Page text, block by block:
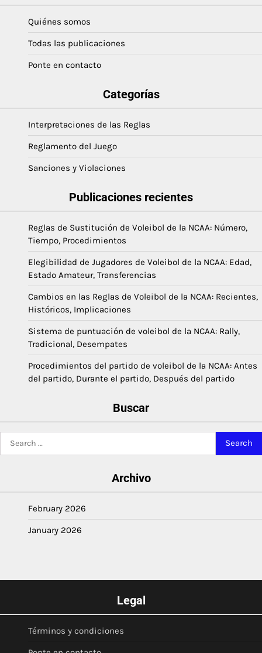
Quiénes somos
Todas las publicaciones
Ponte en contacto
Categorías
Interpretaciones de las Reglas
Reglamento del Juego
Sanciones y Violaciones
Publicaciones recientes
Reglas de Sustitución de Voleibol de la NCAA: Número,
Tiempo, Procedimientos
Elegibilidad de Jugadores de Voleibol de la NCAA: Edad,
Estado Amateur, Transferencias
Cambios en las Reglas de Voleibol de la NCAA: Recientes,
Históricos, Implicaciones
Sistema de puntuación de voleibol de la NCAA: Rally,
Tradicional, Desempates
Procedimientos del partido de voleibol de la NCAA: Antes
del partido, Durante el partido, Después del partido
Buscar
Archivo
February 2026
January 2026
Legal
Términos y condiciones